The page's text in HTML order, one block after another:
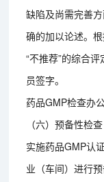
缺陷及尚需完善
确的加以论述。
“不推荐”的综合
员签字。
药品GMP检查办
（六）预备性检查
实施药品GMP认
业（车间）进行